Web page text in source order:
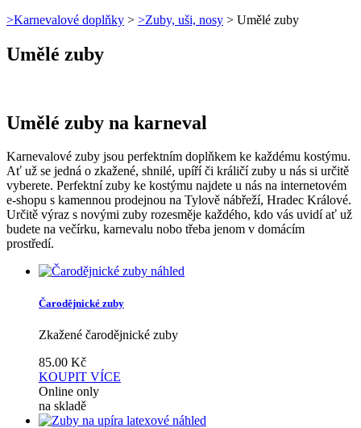
>Karnevalové doplňky > >Zuby, uši, nosy > Umělé zuby
Umělé zuby
Umělé zuby na karneval
Karnevalové zuby jsou perfektním doplňkem ke každému kostýmu.
Ať už se jedná o zkažené, shnilé, upíří či králičí zuby u nás si určitě
vyberete. Perfektní zuby ke kostýmu najdete u nás na internetovém
e-shopu s kamennou prodejnou na Tylově nábřeží, Hradec Králové.
Určitě výraz s novými zuby rozesměje každého, kdo vás uvidí ať už
budete na večírku, karnevalu nobo třeba jenom v domácím
prostředí.
náhled
Čarodějnické zuby
Zkažené čarodějnické zuby
85.00 Kč
KOUPIT VÍCE
Online only
na skladě
náhled